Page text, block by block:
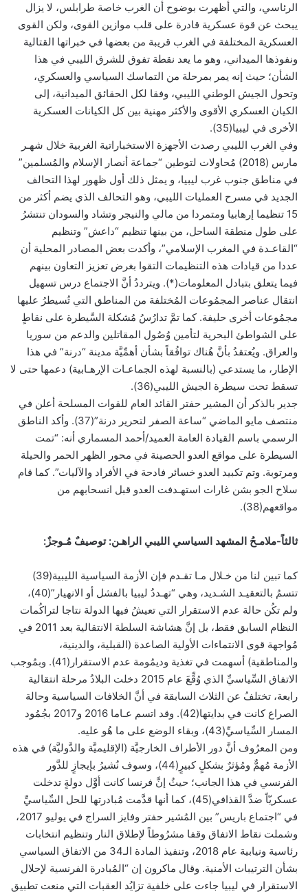
الرئاسي، والتي أظهرت بوضوح أن الغرب خاصة طرابلس، لا يزال
يبحث عن قوة عسكرية قادرة على قلب موازين القوى، ولكن القوى
العسكرية المختلفة في الغرب قريبة من بعضها في خبراتها القتالية
ونفوذها الميداني، وهو ما يعد نقطة تفوق للشرق الليبي في هذا
الشأن؛ حيث إنه يمر بمرحلة من التماسك السياسي والعسكري،
وتحول الجيش الوطني الليبي، وفقا لكل الحقائق الميدانية، إلى
الكيان العسكري الأقوى والأكثر مهنية بين كل الكيانات العسكرية
الأخرى في ليبيا(35).
وفي الغرب الليبي رصدت اﻷجهزة الاستخباراتية الغربية خلال شهـر
مارس (2018) مُحاوﻻت لتوطين “جماعة أنصار اﻹسلام والمُسلمين”
في مناطق جنوب غرب ليبيا، و يمثل ذلك أول ظهور لهذا التحالف
الجديد في مسرح العمليات الليبي، وهو التحالف الذي يضم أكثر من
15 تنظيما إرهابيا ومتمردا من مالي والنيجر وتشاد والسودان تنتشرُ
على طول منطقة الساحل، من بينها تنظيم “داعش” وتنظيم
“القاعـدة في المغرب اﻹسلامي”، وأكدت بعض المصادر المحلية أن
عددا من قيادات هذه التنظيمات التقوا بغرض تعزيز التعاون بينهم
فيما يتعلق بتبادل المعلومات(*). ويترددُ أنَّ الاجتماع درس تسهيل
انتقال عناصر المجمُوعات المُختلفة من المناطق التي تُسيطرُ عليها
مجمُوعات أخرى حليفة. كما تمَّ تدارُسُ مُشكلة السَّيطرة على نقاطٍ
على الشواطئ البحرية لتأمين وُصُول المقاتلين والدعم من سوريا
والعراق. ويُعتقدُ بأنَّ هُناك توافُقاً بشأن أهمِّيَّة مدينة “درنة” في هذا
اﻹطار، ما يستدعي (بالنسبة لهذه الجماعـات الإرهـابية) دعمها حتى ﻻ
تسقط تحت سيطرة الجيش الليبي(36).
جدير بالذكر أن المشير حفتر القائد العام للقوات المسلحة أعلن في
منتصف مايو الماضي “ساعة الصفر لتحرير درنة”(37). وأكد الناطق
الرسمي باسم القيادة العامة العميد/أحمد المسماري أنه: “تمت
السيطرة على مواقع العدو الحصينة في محور الظهر الحمر والحيلة
ومرتوبة. وتم تكبيد العدو خسائر فادحة في الأفراد والآليات”. كما قام
سلاح الجو بشن غارات استهـدفت العدو قبل انسحابهم من
مواقعهم(38).
ثالثاً-ملامـحُ المشهد السياسي الليبي الراهـن: توصيفٌ مُـوجزٌ:
كما تبين لنا من خـلال مـا تقـدم فإن الأزمة السياسية الليبية(39)
تتسمُ بالتعقيـد الشـديد، وهي “تهـددُ ليبيا بالفشل أو الانهيار”(40)،
ولم تكُن حالة عدم الاستقرار التي تعيشُ فيها الدولة نتاجا لتراكُمات
النظام السابق فقط، بل إنَّ هشاشة السلطة الانتقالية بعد 2011 في
مُواجهة قوى الانتماءات الأولية الصاعدة (القبلية، والدينية،
والمناطقية) أسهمت في تغذية وديمُومة عدم الاستقرار(41). وبمُوجب
الاتفاق السِّياسيِّ الذي وُقِّعَ عام 2015 دخلت البلادُ مرحلة انتقالية
رابعة، تختلفُ عن الثلاث السابقة في أنَّ الخلافات السياسية وحالة
الصراع كانت في بدايتها(42). وقد اتسم عـاما 2016 و2017 بجُمُود
المسار السِّياسيِّ(43)، وبقاء الوضع على ما هُو عليه.
ومن المعرُوف أنَّ دور الأطراف الخارجيَّة (الإقليميَّة والدَّوليَّة) في هذه
الأزمة مُهمٌّ ومُؤثرٌ بشكلٍ كبيرٍ(44)، وسوف نُشيرُ بإيجازٍ للدَّور
الفرنسي في هذا الجانب؛ حيثُ إنَّ فرنسا كانت أوَّل دولةٍ تدخلت
عسكريّاً ضدَّ القذافي(45)، كما أنها قدَّمت مُبادرتها للحل السِّياسيِّ
في “اجتماع باريس” بين المُشير حفتر وفايز السراج في يوليو 2017،
وشملت نقاط الاتفاق وقفا مشرُوطاً لإطلاق النار وتنظيم انتخابات
رئاسية ونيابية عام 2018، وتنفيذ المادة الـ34 من الاتفاق السياسي
بشأن الترتيبات الأمنية. وقال ماكرون إن “المُبادرة الفرنسية لإحلال
الاستقرار في ليبيا جاءت على خلفية تزايُد العقبات التي منعت تطبيق